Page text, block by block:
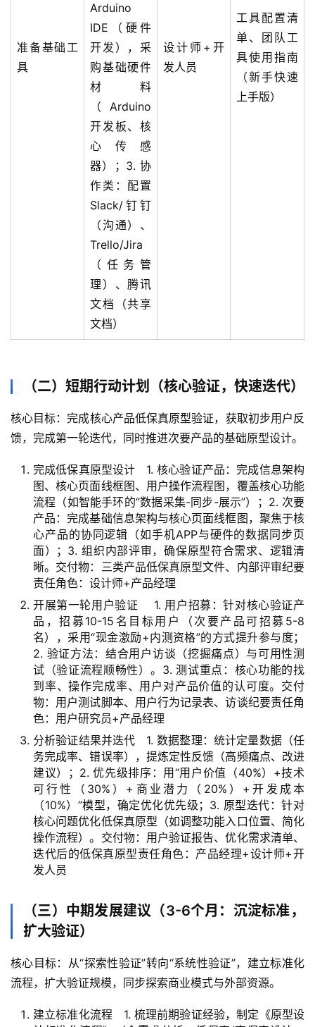
运
营
务
A
I
提
词
常
准备基础工
具
Arduino
IDE（硬件
开发），采
购基础硬件
材料
（Arduino
开发板、核
心传感
器）；3. 协
作类：配置
Slack/钉钉
（沟通）、
Trello/Jira
（任务管
理）、腾讯
文档（共享
文档）
设计师+开
发人员
工具配置清
单、团队工
具使用指南
（新手快速
上手版）
（二）短期行动计划（核心验证，快速迭代）
核心目标：完成核心产品低保真原型验证，获取初步用户反
馈，完成第一轮迭代，同时推进次要产品的基础原型设计。
完成低保真原型设计 1. 核心验证产品：完成信息架构
图、核心页面线框图、用户操作流程图，覆盖核心功能
流程（如智能手环的“数据采集-同步-展示”）；2. 次要
产品：完成基础信息架构与核心页面线框图，聚焦于核
心产品的协同逻辑（如手机APP与硬件的数据同步页
面）；3. 组织内部评审，确保原型符合需求、逻辑清
晰。交付物：三类产品低保真原型文件、内部评审纪要
责任角色：设计师+产品经理
开展第一轮用户验证 1. 用户招募：针对核心验证产
品，招募10-15名目标用户（次要产品可招募5-8
名），采用“现金激励+内测资格”的方式提升参与度；
2. 验证方法：结合用户访谈（挖掘痛点）与可用性测
试（验证流程顺畅性）。3. 测试重点：核心功能的找
到率、操作完成率、用户对产品价值的认可度。交付
物：用户测试脚本、用户行为记录表、访谈纪要责任角
色：用户研究员+产品经理
分析验证结果并迭代 1. 数据整理：统计定量数据（任
务完成率、错误率），提炼定性反馈（高频痛点、改进
建议）；2. 优先级排序：用“用户价值（40%）+技术
可行性（30%）+商业潜力（20%）+开发成本
（10%）”模型，确定优化优先级；3. 原型迭代：针对
核心问题优化低保真原型（如调整功能入口位置、简化
操作流程）。交付物：用户验证报告、优化需求清单、
迭代后的低保真原型责任角色：产品经理+设计师+开
发人员
（三）中期发展建议（3-6个月：沉淀标准，
扩大验证）
核心目标：从“探索性验证”转向“系统性验证”，建立标准化
流程，扩大验证规模，同步探索商业模式与外部资源。
建立标准化流程 1. 梳理前期验证经验，制定《原型设